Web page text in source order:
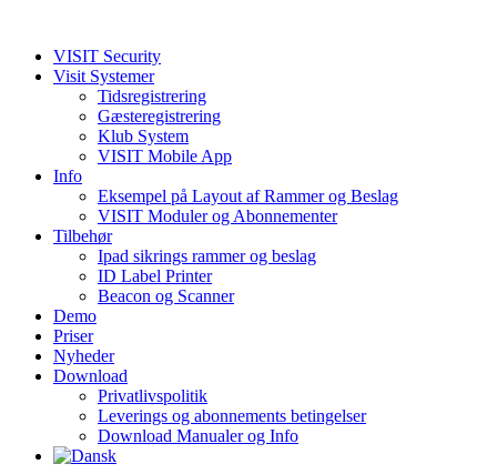
VISIT Security
Visit Systemer
Tidsregistrering
Gæsteregistrering
Klub System
VISIT Mobile App
Info
Eksempel på Layout af Rammer og Beslag
VISIT Moduler og Abonnementer
Tilbehør
Ipad sikrings rammer og beslag
ID Label Printer
Beacon og Scanner
Demo
Priser
Nyheder
Download
Privatlivspolitik
Leverings og abonnements betingelser
Download Manualer og Info